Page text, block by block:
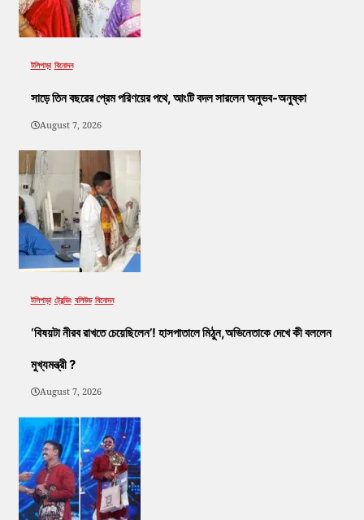
টলিপাড়া বিনোদন
সাড়ে তিন বছরের প্রেম পরিণয়ের পথে, আংটি বদল সারলেন অনুভব-অনুষ্কা
August 7, 2026
টলিপাড়া ট্রেন্ডিং বলিউড বিনোদন
‘বিষয়টা নীরব রাখতে চেয়েছিলেন’! হাসপাতালে মিঠুন,অভিনেতাকে দেখে কী বললেন
মুখ্যমন্ত্রী ?
August 7, 2026